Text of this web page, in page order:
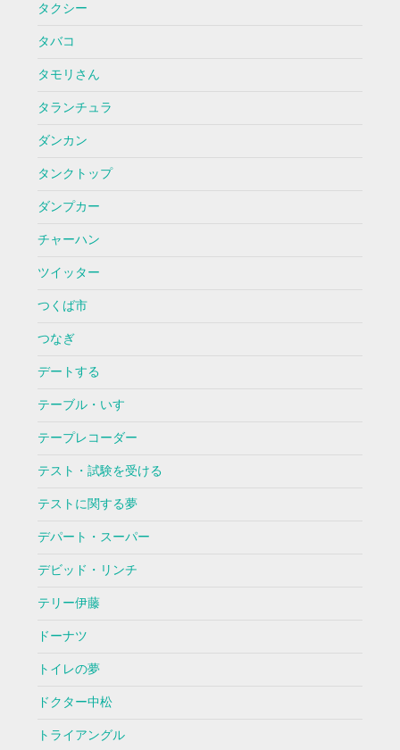
タクシー
タバコ
タモリさん
タランチュラ
ダンカン
タンクトップ
ダンプカー
チャーハン
ツイッター
つくば市
つなぎ
デートする
テーブル・いす
テープレコーダー
テスト・試験を受ける
テストに関する夢
デパート・スーパー
デビッド・リンチ
テリー伊藤
ドーナツ
トイレの夢
ドクター中松
トライアングル